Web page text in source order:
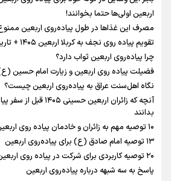
نگاه تمدنی رهبر شهید به فضای
رابطه کارگر و کارفرما در اندیشه
زوجیت
اینفو برنا / جدول کامل فاصله مرز
عراق
اربعین اولی‌ها حتما بخوانند!
مصرف این غذاها در طول پیاده‌روی اربعین
تقویم پیاده روی نجف به کربلا اربعین ۱۴۰۵ + تاریخ‌های مهم
چرا پیاده‌روی اربعین ثواب دارد؟
فضیلت پیاده روی اربعین و زیارت امام حسین
نگاه اهل‌سنت عراق به پیاده‌روی اربعین چیست؟
آنچه که زائران اربعین
بدانند
۱۰ توصیه مهم به زائران و خادمان پیاده روی اربعین
۱۳ توصیه امام صادق (ع) برای پیاده‌روی اربعین
۲۰ توصیه کاربردی برای شرکت در پیاده روی اربعین ۱۴۰۵
پاسخ به سه‌ شبهه درباره پیاده‌روی اربعین